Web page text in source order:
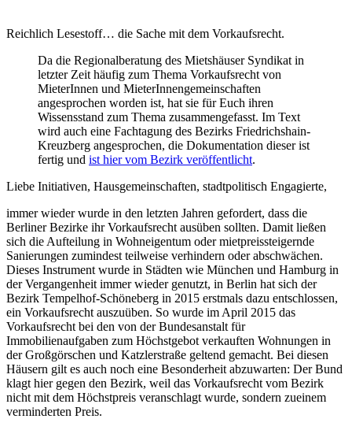
Reichlich Lesestoff… die Sache mit dem Vorkaufsrecht.
Da die Regionalberatung des Mietshäuser Syndikat in
letzter Zeit häufig zum Thema Vorkaufsrecht von
MieterInnen und MieterInnengemeinschaften
angesprochen worden ist, hat sie für Euch ihren
Wissensstand zum Thema zusammengefasst. Im Text
wird auch eine Fachtagung des Bezirks Friedrichshain-
Kreuzberg angesprochen, die Dokumentation dieser ist
fertig und ist hier vom Bezirk veröffentlicht.
Liebe Initiativen, Hausgemeinschaften, stadtpolitisch Engagierte,
immer wieder wurde in den letzten Jahren gefordert, dass die
Berliner Bezirke ihr Vorkaufsrecht ausüben sollten. Damit ließen
sich die Aufteilung in Wohneigentum oder mietpreissteigernde
Sanierungen zumindest teilweise verhindern oder abschwächen.
Dieses Instrument wurde in Städten wie München und Hamburg in
der Vergangenheit immer wieder genutzt, in Berlin hat sich der
Bezirk Tempelhof-Schöneberg in 2015 erstmals dazu entschlossen,
ein Vorkaufsrecht auszuüben. So wurde im April 2015 das
Vorkaufsrecht bei den von der Bundesanstalt für
Immobilienaufgaben zum Höchstgebot verkauften Wohnungen in
der Großgörschen und Katzlerstraße geltend gemacht. Bei diesen
Häusern gilt es auch noch eine Besonderheit abzuwarten: Der Bund
klagt hier gegen den Bezirk, weil das Vorkaufsrecht vom Bezirk
nicht mit dem Höchstpreis veranschlagt wurde, sondern zueinem
verminderten Preis.